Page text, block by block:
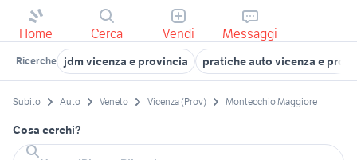
Home Cerca Vendi Messaggi
Ricerche jdm vicenza e provincia pratiche auto vicenza e
Subito Auto Veneto Vicenza (Prov) Montecchio Maggiore
Cosa cerchi?